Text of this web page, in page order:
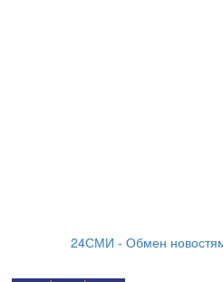
24СМИ - Обмен